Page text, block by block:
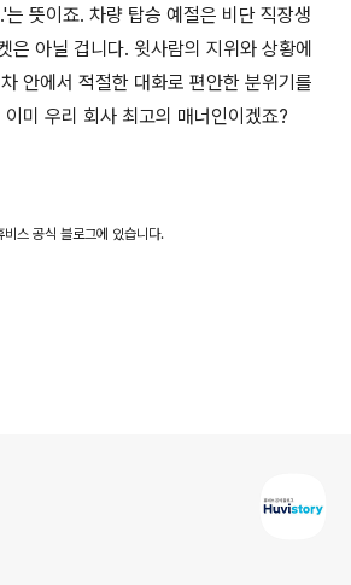
뜻이죠. 차량 탑승 예절은 비단 직장생
은 아닐 겁니다. 윗사람의 지위와 상황에
안에서 적절한 대화로 편안한 분위기를
미 우리 회사 최고의 매너인이겠죠?
스 공식 블로그에 있습니다.